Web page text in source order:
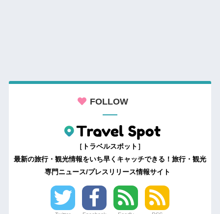
FOLLOW
［トラベルスポット］
最新の旅行・観光情報をいち早くキャッチできる！旅行・観光
専門ニュース/プレスリリース情報サイト